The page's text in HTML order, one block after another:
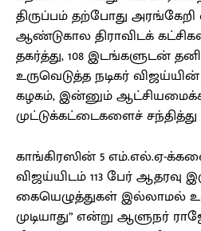
திருப்பம் தற்போது அரங்கேறி
ஆண்டுகால திராவிடக்
தகர்த்து, 108 இடங்களுடன்
உருவெடுத்த நடிகர்
கழகம், இன்னும் ஆட்சியமைக்க
முட்டுக்கட்டைகளைச் சந்தித்து
காங்கிரஸின் 5 எம்.எல்.ஏ-
விஜய்யிடம் 113 பேர் ஆதரவு
கையெழுத்துகள்
முடியாது” என்று ஆளுநர்